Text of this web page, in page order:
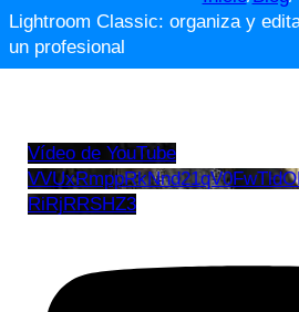
Lightroom Classic: organiza y
un profesional
Vídeo de YouTube
RiRjRRSHZ3